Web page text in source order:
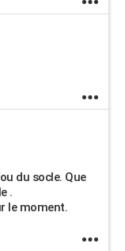
du socle. Que
.
le moment.